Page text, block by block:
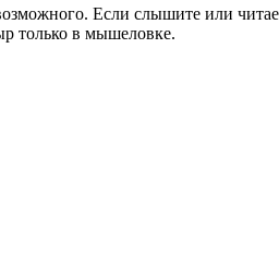
Если слышите или
только в мышеловке.